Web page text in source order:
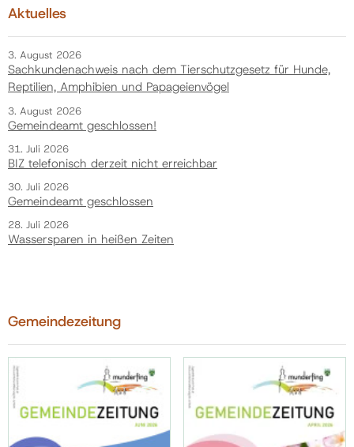
Aktuelles
3. August 2026
Sachkundenachweis nach dem Tierschutzgesetz für Hunde,
Reptilien, Amphibien und Papageienvögel
3. August 2026
Gemeindeamt geschlossen!
31. Juli 2026
BIZ telefonisch derzeit nicht erreichbar
30. Juli 2026
Gemeindeamt geschlossen
28. Juli 2026
Wassersparen in heißen Zeiten
Gemeindezeitung